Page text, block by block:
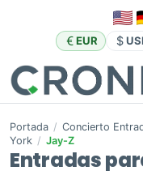
EUR
Portada / Concierto
York / Jay-Z
Entradas